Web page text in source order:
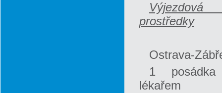
prostředky
Ostrava-
1
lékařem